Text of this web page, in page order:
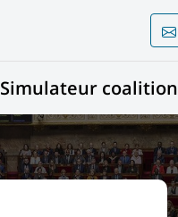
Simulateur coalition